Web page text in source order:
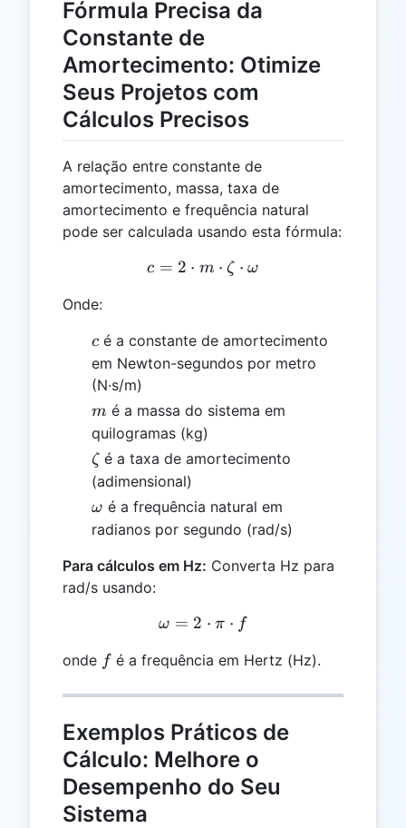
Fórmula Precisa da
Constante de
Amortecimento: Otimize
Seus Projetos com
Cálculos Precisos
A relação entre constante de
amortecimento, massa, taxa de
amortecimento e frequência natural
pode ser calculada usando esta fórmula:
c = 2 \cdot m \cdot \zeta
c = 2 ⋅ m ⋅ ζ ⋅ ω
Onde:
c
c é a constante de amortecimento
em Newton-segundos por metro
(N·s/m)
m
m é a massa do sistema em
quilogramas (kg)
\zeta
ζ é a taxa de amortecimento
(adimensional)
\omega
ω é a frequência natural em
radianos por segundo (rad/s)
Para cálculos em Hz: Converta Hz para
rad/s usando:
\omega = 2 \cdot \pi
ω = 2 ⋅ π ⋅ f
onde ff é a frequência em Hertz (Hz).
Exemplos Práticos de
Cálculo: Melhore o
Desempenho do Seu
Sistema